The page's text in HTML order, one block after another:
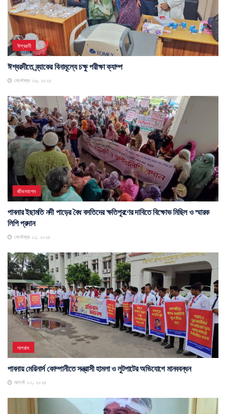
ঈশ্বরদী
ঈশ্বরদীতে ব্র্যাকের বিনামূল্যে চক্ষু পরীক্ষা ক্যাম্প
সেপ্টেম্বর ২৬, ২০২৫
জীবনযাপন
পাবনার ইছামতি নদী পাড়ের বৈধ বসতিদের ক্ষতিপূরণের দাবিতে বিক্ষোভ মিছিল ও স্মারক
লিপি প্রদান
সেপ্টেম্বর ১১, ২০২৫
অপরাধ
পাবনায় মেরিনার্স কোম্পানীতে সন্ত্রাসী হামলা ও লুটপাটের অভিযোগে মানববন্ধন
আগস্ট ২০, ২০২৫